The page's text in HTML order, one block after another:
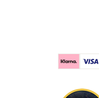
KlarnaVisa